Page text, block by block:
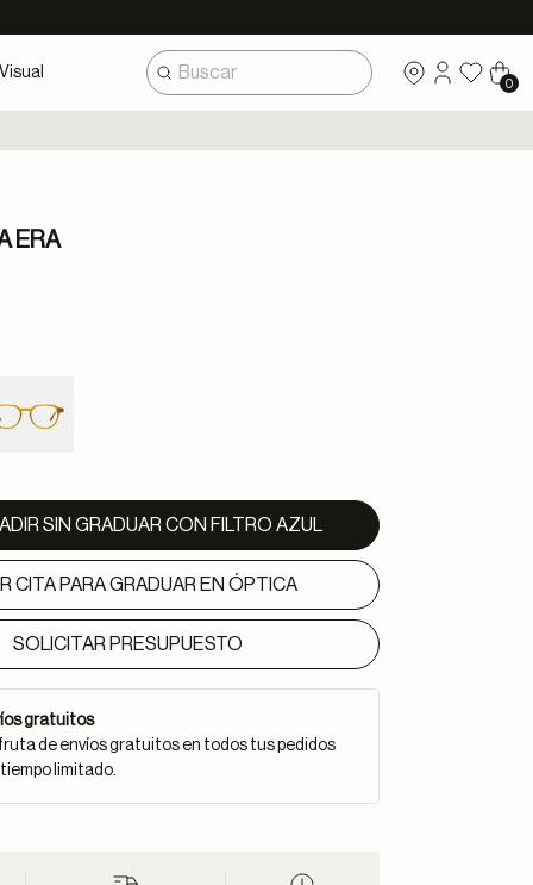
0
ERA
SIN GRADUAR CON FILTRO AZUL
CITA PARA GRADUAR EN ÓPTICA
SOLICITAR PRESUPUESTO
gratuitos
de envíos gratuitos en todos tus pedidos
limitado.